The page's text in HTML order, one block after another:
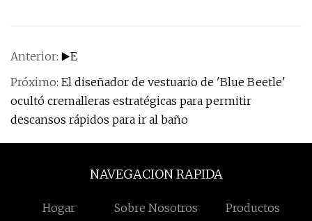
Anterior: ▶️E
Próximo: El diseñador de vestuario de 'Blue Beetle'
ocultó cremalleras estratégicas para permitir
descansos rápidos para ir al baño
NAVEGACION RAPIDA
Hogar Sobre Nosotros Productos